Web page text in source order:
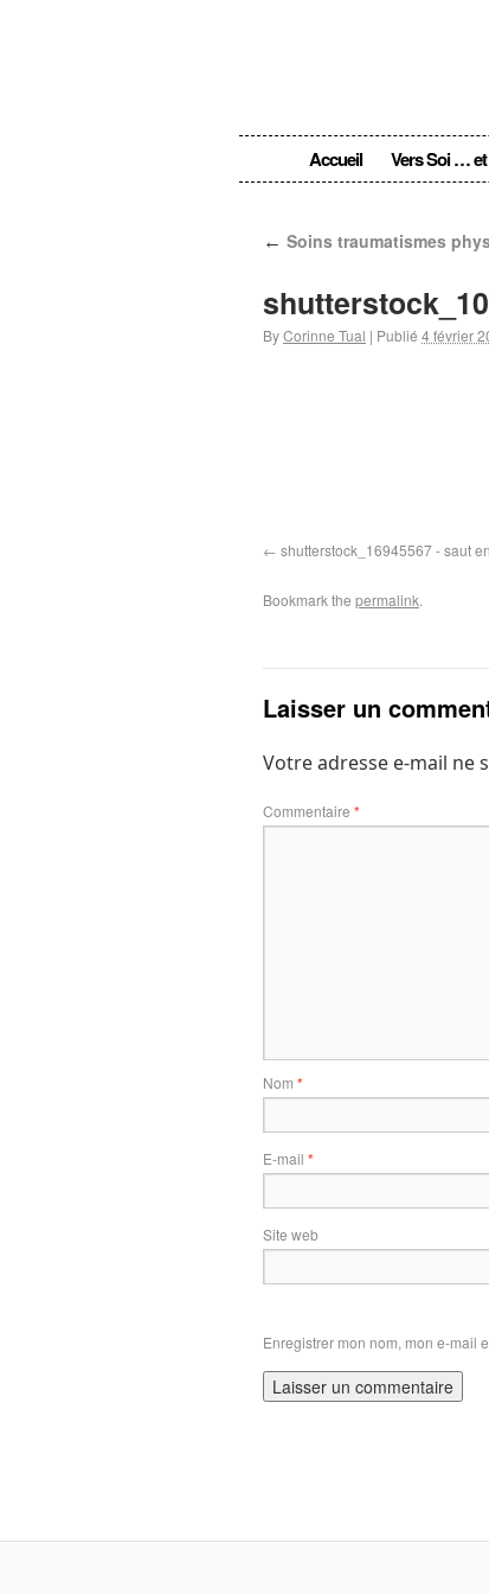
Accueil Vers Soi … et
← Soins traumatismes
ByCorinne Tual | Publié 4 février
shutterstock_16945567 - saut
Bookmark the permalink.
Laisser un
Votre adresse e-mail ne
Commentaire *
Nom *
E-mail *
Site web
Enregistrer mon nom, mon e-mail